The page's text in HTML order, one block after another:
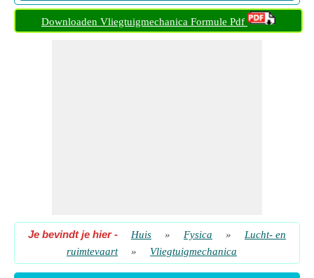
Downloaden Vliegtuigmechanica Formule Pdf
Je bevindt je hier- Huis » Fysica »
Lucht- en
ruimtevaart
» Vliegtuigmechanica